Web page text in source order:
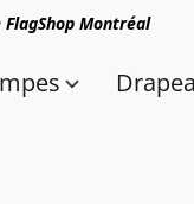
Montréal